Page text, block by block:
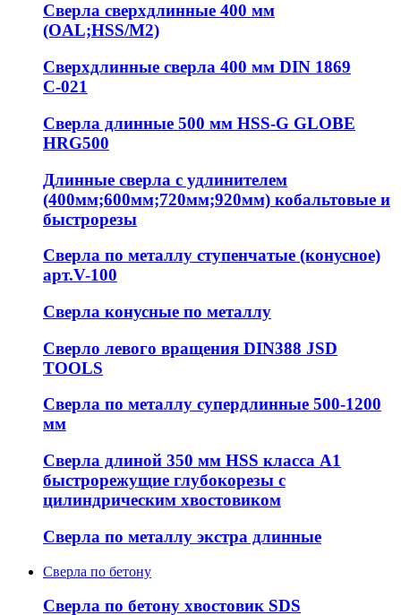
Сверла сверхдлинные 400 мм
(OAL;HSS/M2)
Сверхдлинные сверла 400 мм DIN 1869
С-021
Сверла длинные 500 мм HSS-G GLOBE
HRG500
Длинные сверла с удлинителем
(400мм;600мм;720мм;920мм) кобальтовые и
быстрорезы
Сверла по металлу ступенчатые (конусное)
арт.V-100
Сверла конусные по металлу
Сверло левого вращения DIN388 JSD
TOOLS
Сверла по металлу супердлинные 500-1200
мм
Сверла длиной 350 мм HSS класса А1
быстрорежущие глубокорезы с
цилиндрическим хвостовиком
Сверла по металлу экстра длинные
Сверла по бетону
Сверла по бетону хвостовик SDS